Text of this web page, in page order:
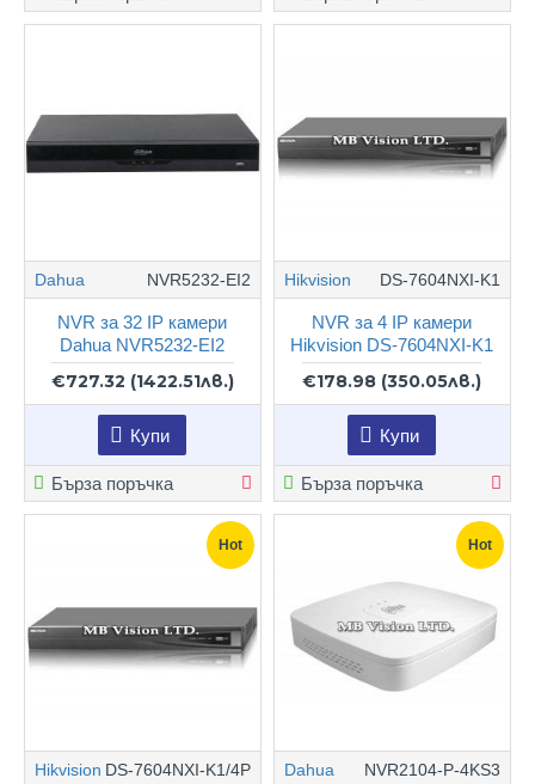
Dahua NVR5232-EI2
NVR за 32 IP камери
Dahua NVR5232-EI2
€727.32 (1422.51лв.)
Купи
Бърза поръчка
Hikvision DS-7604NXI-K1
NVR за 4 IP камери
Hikvision DS-7604NXI-K1
€178.98 (350.05лв.)
Купи
Бърза поръчка
Hot
Hikvision DS-7604NXI-K1/4P
Hot
Dahua NVR2104-P-4KS3